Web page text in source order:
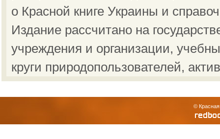
о Красной книге Украины и
Издание рассчитано на
учреждения и организации,
круги природопользователей,
©